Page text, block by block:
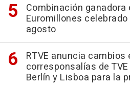
Combinación ganadora
Euromillones
agosto
RTVE anuncia cambios
corresponsalías de
Berlín y Lisboa para la